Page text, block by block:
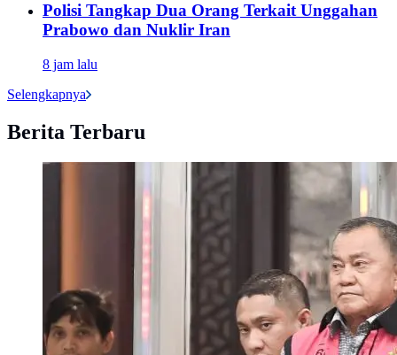
Polisi Tangkap Dua Orang Terkait Unggahan
Prabowo dan Nuklir Iran
8 jam lalu
Selengkapnya
Berita Terbaru